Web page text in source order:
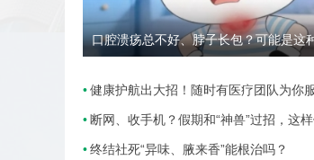
健康护航出大招！随时有医疗团队为你服务是什
断网、收手机？假期和“神兽”过招，这
终结社死“异味、腋来香”能根治吗？